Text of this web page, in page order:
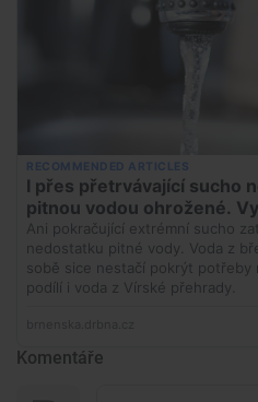
Komentáře